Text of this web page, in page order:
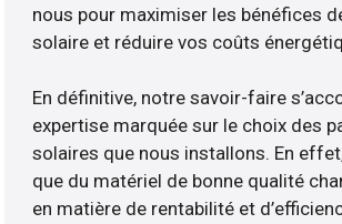
nous pour maximiser les bénéfices
solaire et réduire vos coûts
En définitive, notre savoir-faire
expertise marquée sur le choix des
solaires que nous installons. En
que du matériel de bonne qualité
en matière de rentabilité et